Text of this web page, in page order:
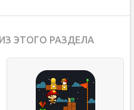
ЭТОГО РАЗДЕЛА